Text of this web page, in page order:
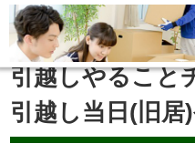
MENU
引越しやることチェックリ
引越業者選び
一括見積サイト
引越しやるこ
引越し当日(旧居